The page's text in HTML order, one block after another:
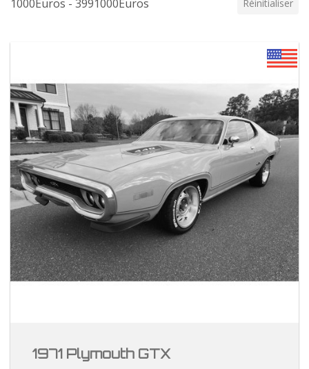
1000Euros - 3991000Euros Réinitialiser
1971 Plymouth GTX